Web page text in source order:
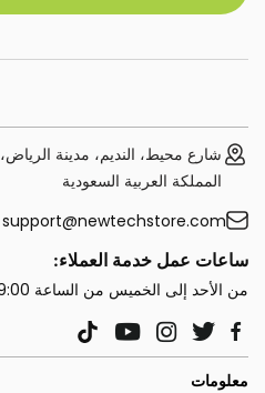
شارع محيط، النديم، مدينة الرياض،
المملكة العربية السعودية
support@newtechstore.com
ساعات عمل خدمة العملاء:
من الأحد إلى الخميس من الساعة 9:00 صباحًا حتى 9:00 مساءً
Facebook
Twitter
Instagram
YouTube
معلومات